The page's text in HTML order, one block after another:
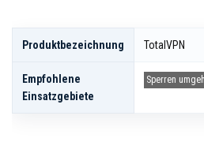
Produktbezeichnung TotalVPN
Empfohlene
Einsatzgebiete
Sperren